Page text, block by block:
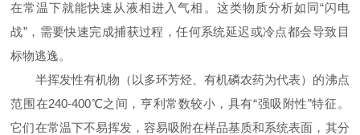
在常温下就能快速从液相进入气相。这类物质分析如同“闪电
战”，需要快速完成捕获过程，任何系统延迟或冷点都会导致目
标物逃逸。
半挥发性有机物（以多环芳烃、有机磷农药为代表）的沸点
范围在240-400℃之间，亨利常数较小，具有“强吸附性”特征。
它们在常温下不易挥发，容易吸附在样品基质和系统表面，其分